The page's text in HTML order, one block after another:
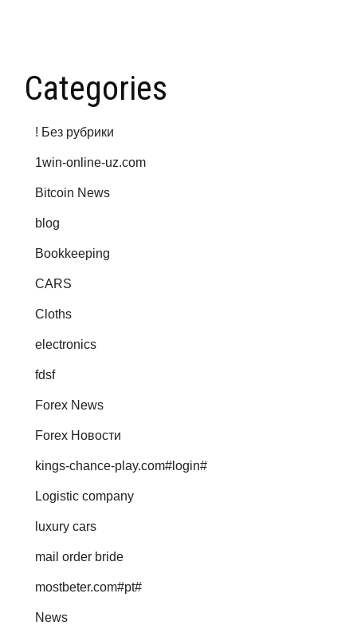
Categories
! Без рубрики
1win-online-uz.com
Bitcoin News
blog
Bookkeeping
CARS
Cloths
electronics
fdsf
Forex News
Forex Новости
kings-chance-play.com#login#
Logistic company
luxury cars
mail order bride
mostbeter.com#pt#
News